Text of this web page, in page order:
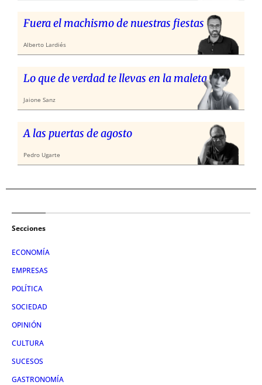
Fuera el machismo de nuestras fiestas
Alberto Lardiés
Lo que de verdad te llevas en la maleta
Jaione Sanz
A las puertas de agosto
Pedro Ugarte
Secciones
ECONOMÍA
EMPRESAS
POLÍTICA
SOCIEDAD
OPINIÓN
CULTURA
SUCESOS
GASTRONOMÍA